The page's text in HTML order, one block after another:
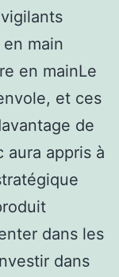
main
en mainLe
et ces
de
aura appris à
dans les
dans